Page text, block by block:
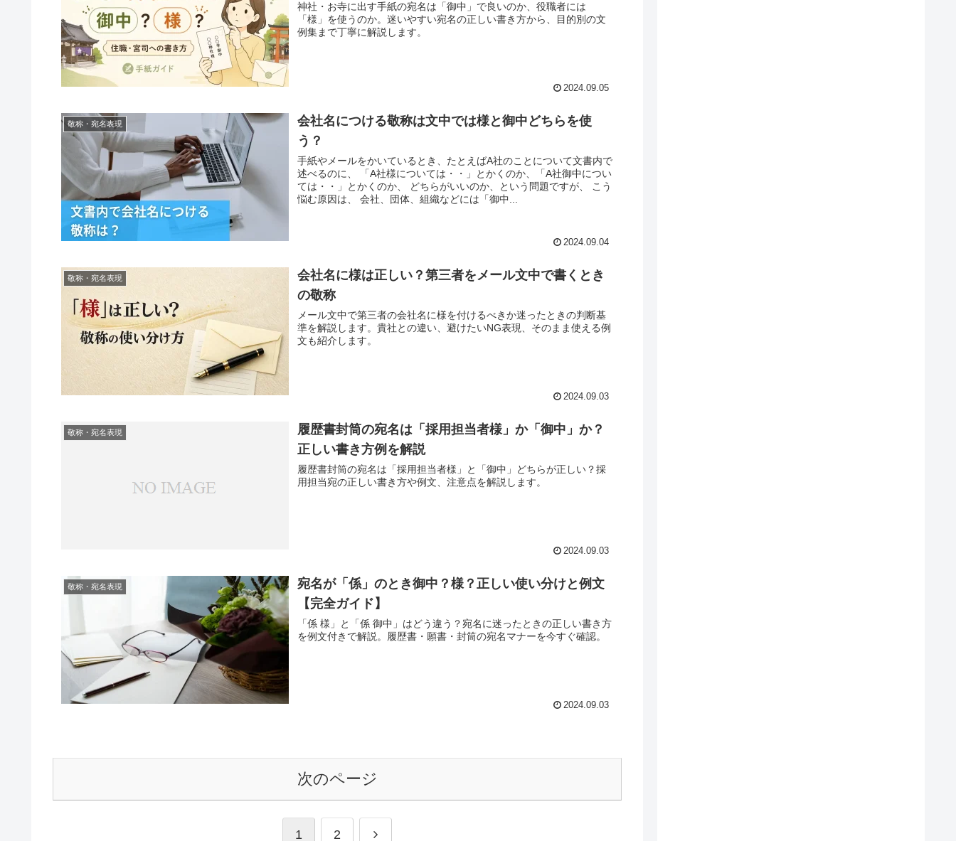
神社・お寺に出す手紙の宛名は「御中」で良いのか、役職者には
「様」を使うのか。迷いやすい宛名の正しい書き方から、目的別の文
例集まで丁寧に解説します。
2024.09.05
敬称・宛名表現
会社名につける敬称は文中では様と御中どちらを使
う？
手紙やメールをかいているとき、たとえばA社のことについて文書内で
述べるのに、 「A社様については・・」とかくのか、「A社御中につい
ては・・」とかくのか、 どちらがいいのか、という問題ですが、 こう
悩む原因は、 会社、団体、組織などには「御中...
2024.09.04
敬称・宛名表現
会社名に様は正しい？第三者をメール文中で書くとき
の敬称
メール文中で第三者の会社名に様を付けるべきか迷ったときの判断基
準を解説します。貴社との違い、避けたいNG表現、そのまま使える例
文も紹介します。
2024.09.03
敬称・宛名表現
履歴書封筒の宛名は「採用担当者様」か「御中」か？
正しい書き方例を解説
履歴書封筒の宛名は「採用担当者様」と「御中」どちらが正しい？採
用担当宛の正しい書き方や例文、注意点を解説します。
2024.09.03
敬称・宛名表現
宛名が「係」のとき御中？様？正しい使い分けと例文
【完全ガイド】
「係 様」と「係 御中」はどう違う？宛名に迷ったときの正しい書き方
を例文付きで解説。履歴書・願書・封筒の宛名マナーを今すぐ確認。
2024.09.03
次のページ
1 2 次